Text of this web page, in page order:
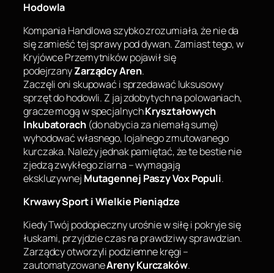
Hodowla
Kompania Handlowa szybko zrozumiała, że nie da
się zamieść tej sprawy pod dywan. Zamiast tego, w
Kryjówce Przemytników pojawił się
podejrzanyZarządcy Aren.
Zaczęli oni skupować i sprzedawać luksusowy
sprzęt do hodowli. Z jaj zdobytych na polowaniach,
gracze mogą w specjalnychKryształowych
Inkubatorach(do nabycia za niemałą sumę)
wyhodować własnego, lojalnego zmutowanego
kurczaka. Należy jednak pamiętać, że te bestie nie
zjedzą zwykłego ziarna – wymagają
ekskluzywnej Mutagennej Paszy Vox Populi.
Krwawy Sport i Wielkie Pieniądze
Kiedy Twój podopieczny urośnie w siłę i pokryje się
łuskami, przyjdzie czas na prawdziwy sprawdzian.
Zarządcy otworzyli podziemne kręgi –
zautomatyzowaneAreny Kurczaków.